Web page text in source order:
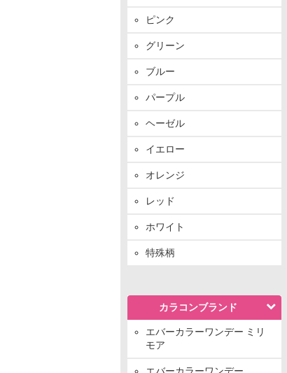
ピンク
グリーン
ブルー
パープル
ヘーゼル
イエロー
オレンジ
レッド
ホワイト
特殊柄
カラコンブランド
エバーカラーワンデー ミリ
モア
エバーカラーワンデー